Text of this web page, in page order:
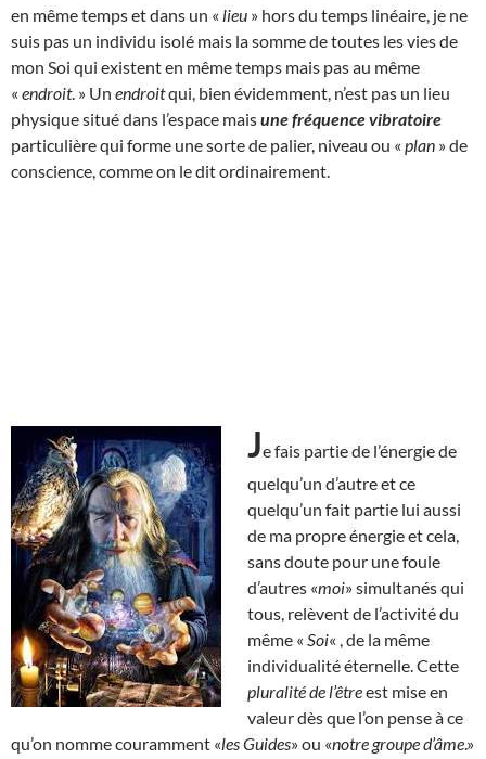
en même temps et dans un « lieu » hors du temps linéaire, je ne
suis pas un individu isolé mais la somme de toutes les vies de
mon Soi qui existent en même temps mais pas au même
« endroit. » Un endroitqui, bien évidemment, n’est pas un lieu
physique situé dans l’espace maisune fréquence vibratoire
particulière qui forme une sorte de palier, niveau ou « plan » de
conscience, comme on le dit ordinairement.
Je fais partie de l’énergie de
quelqu’un d’autre et ce
quelqu’un fait partie lui aussi
de ma propre énergie et cela,
sans doute pour une foule
d’autres «moi» simultanés qui
tous, relèvent de l’activité du
même « Soi« , de la même
individualité éternelle. Cette
pluralité de l’êtreest mise en
valeur dès que l’on pense à ce
qu’on nomme couramment «les Guides» ou «notre groupe d’âme.»